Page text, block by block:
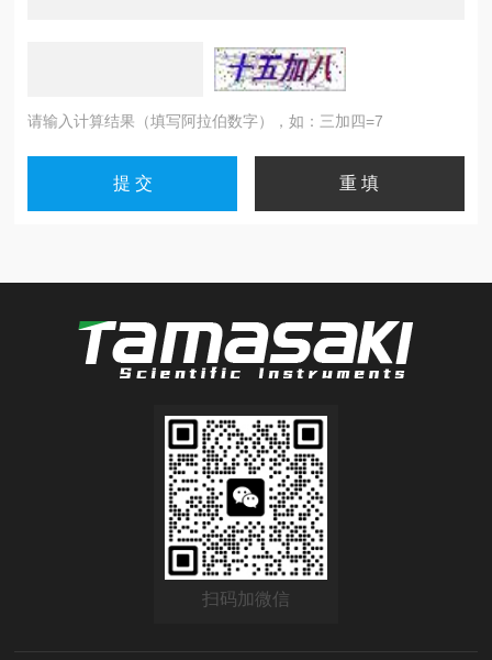
请输入计算结果（填写阿拉伯数字），如：三加四=7
扫码加微信